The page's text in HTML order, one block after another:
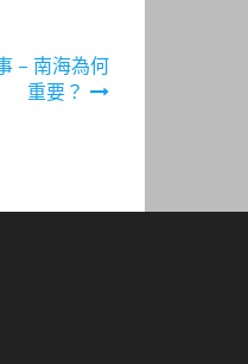
– 南海為何
重要？